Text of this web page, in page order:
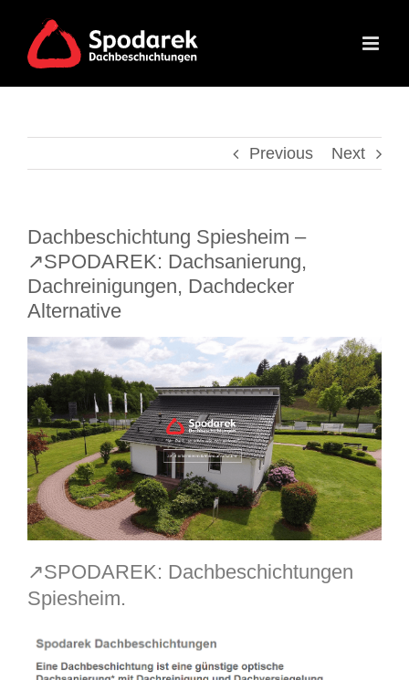
content
Previous Next
Dachbeschichtung Spiesheim –
↗️SPODAREK: Dachsanierung,
Dachreinigungen, Dachdecker
Alternative
↗️SPODAREK: Dachbeschichtungen
Spiesheim.